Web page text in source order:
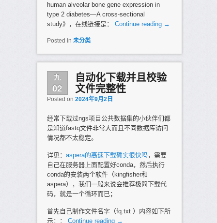
human alveolar bone gene expression in
type 2 diabetes—A cross-sectional
study》，在线链接是： Continue reading →
Posted in 未分类
九
02
自动化下载并且校验
文件完整性
Posted on 2024年9月2日
经常下载过ngs项目公共数据集的小伙伴们都
是知道fastq文件非常大而且不同数据库访问
情况都不太稳定。
详见： aspera的高速下载确实很快吗，需要
自己在服务器上面配置好conda，然后执行
conda的安装两个软件（kingfisher和
aspera），我们一般来说会推荐极简下载代
码，就是一个循环而已；
首先自己制作文件名字（fq.txt ）内容如下所
示：： Continue reading →